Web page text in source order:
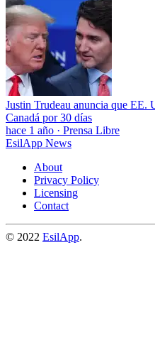
Justin Trudeau anuncia que EE.
Canadá por 30 días
hace 1 año · Prensa Libre
EsilApp News
About
Privacy Policy
Licensing
Contact
© 2022 EsilApp.